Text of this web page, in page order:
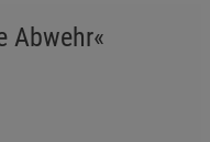
Abwehr«